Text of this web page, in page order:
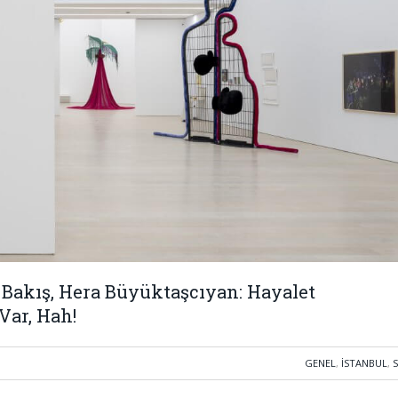
Hera Büyüktaşcıyan: Hayalet
Hah!
GENEL, İSTANBUL,